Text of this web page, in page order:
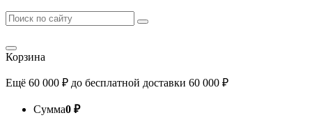
Корзина
Ещё 60 000 ₽ до бесплатной доставки 60 000 ₽
Сумма0 ₽